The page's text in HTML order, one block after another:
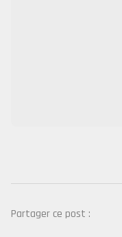
Partager ce post :